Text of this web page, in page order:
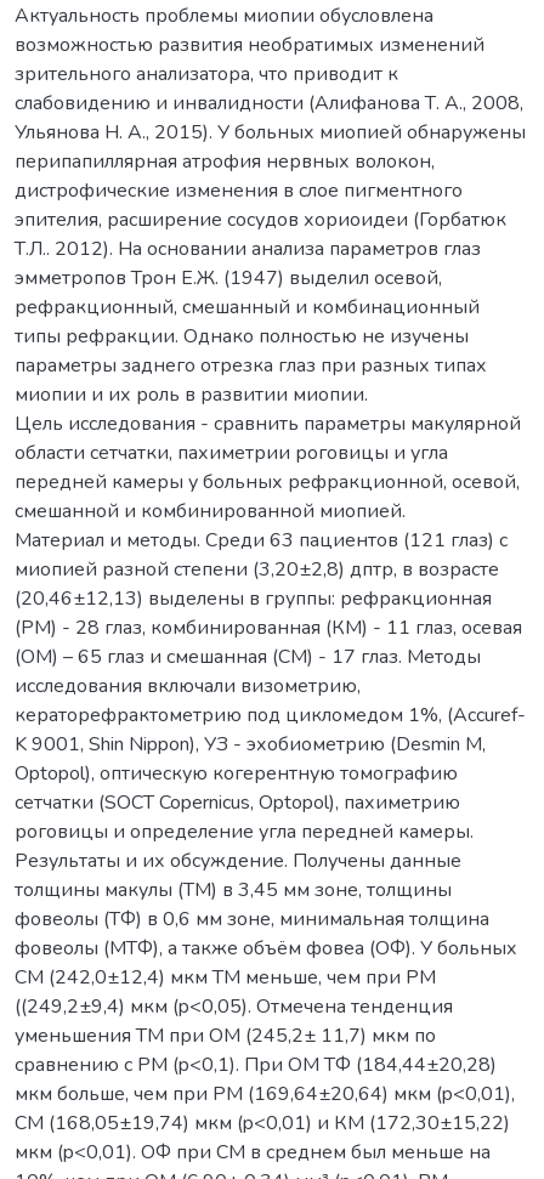
Актуальность проблемы миопии обусловлена
возможностью развития необратимых изменений
зрительного анализатора, что приводит к
слабовидению и инвалидности (Алифанова Т. А., 2008,
Ульянова Н. А., 2015). У больных миопией обнаружены
перипапиллярная атрофия нервных волокон,
дистрофические изменения в слое пигментного
эпителия, расширение сосудов хориоидеи (Горбатюк
Т.Л.. 2012). На основании анализа параметров глаз
эмметропов Трон Е.Ж. (1947) выделил осевой,
рефракционный, смешанный и комбинационный
типы рефракции. Однако полностью не изучены
параметры заднего отрезка глаз при разных типах
миопии и их роль в развитии миопии.
Цель исследования - сравнить параметры макулярной
области сетчатки, пахиметрии роговицы и угла
передней камеры у больных рефракционной, осевой,
смешанной и комбинированной миопией.
Материал и методы. Среди 63 пациентов (121 глаз) с
миопией разной степени (3,20±2,8) дптр, в возрасте
(20,46±12,13) выделены в группы: рефракционная
(РМ) - 28 глаз, комбинированная (КМ) - 11 глаз, осевая
(ОМ) – 65 глаз и смешанная (СМ) - 17 глаз. Методы
исследования включали визометрию,
кераторефрактометрию под цикломедом 1%, (Accuref-
K 9001, Shin Nippon), УЗ - эхобиометрию (Desmin M,
Optopol), оптическую когерентную томографию
сетчатки (SOСT Copernicus, Optopol), пахиметрию
роговицы и определение угла передней камеры.
Результаты и их обсуждение. Получены данные
толщины макулы (ТМ) в 3,45 мм зоне, толщины
фовеолы (ТФ) в 0,6 мм зоне, минимальная толщина
фовеолы (МТФ), а также объём фовеа (ОФ). У больных
СМ (242,0±12,4) мкм ТМ меньше, чем при РМ
((249,2±9,4) мкм (p<0,05). Отмечена тенденция
уменьшения ТМ при ОМ (245,2± 11,7) мкм по
сравнению с РМ (p<0,1). При ОМ ТФ (184,44±20,28)
мкм больше, чем при РМ (169,64±20,64) мкм (p<0,01),
СМ (168,05±19,74) мкм (p<0,01) и КМ (172,30±15,22)
мкм (p<0,01). ОФ при СМ в среднем был меньше на